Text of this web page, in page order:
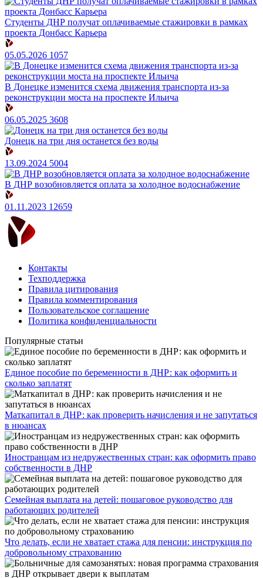
Студенты ДНР получат оплачиваемые стажировки в рамках
проекта Донбасс Карьера
05.05.2026 1057
В Донецке изменится схема движения транспорта из-за
реконструкции моста на проспекте Ильича
06.05.2025 3608
Донецк на три дня останется без воды
13.09.2024 5004
В ДНР возобновляется оплата за холодное водоснабжение
01.11.2023 12659
Контакты
Техподдержка
Правила цитирования
Правила комментирования
Пользовательское соглашение
Политика конфиденциальности
Популярные статьи
Единое пособие по беременности в ДНР: как оформить и
сколько заплатят
​Маткапитал в ДНР: как проверить начисления и не запутаться
в нюансах
Иностранцам из недружественных стран: как оформить право
собственности в ДНР
Семейная выплата на детей: пошаговое руководство для
работающих родителей
Что делать, если не хватает стажа для пенсии: инструкция по
добровольному страхованию